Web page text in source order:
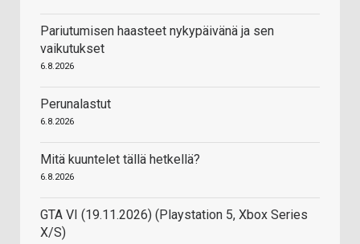
Pariutumisen haasteet nykypäivänä ja sen
vaikutukset
6.8.2026
Perunalastut
6.8.2026
Mitä kuuntelet tällä hetkellä?
6.8.2026
GTA VI (19.11.2026) (Playstation 5, Xbox Series
X/S)